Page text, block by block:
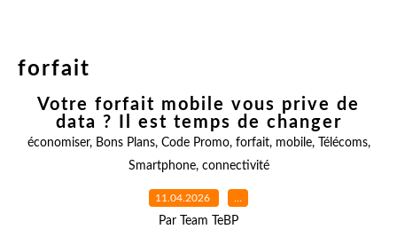
forfait
Votre forfait mobile vous prive de
data ? Il est temps de changer
économiser, Bons Plans, Code Promo, forfait, mobile, Télécoms,
Smartphone, connectivité
11.04.2026 …
Par Team TeBP